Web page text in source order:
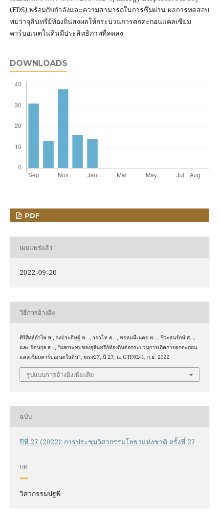
(EDS) พร้อมกับกำลังและความสามารถในการซึมผ่าน ผลการทดสอบ
พบว่าจุลินทรีย์ท้องถิ่นส่งผลให้กระบวนการตกตะกอนแคลเซียม
คาร์บอเนตในดินมีประสิทธิภาพที่ลดลง
DOWNLOADS
PDF
เผยแพร่แล้ว
2022-09-20
วิธีการอ้างอิง
ศิริสิงห์อำไพ พ., จงประดิษฐ์ พ. ., วราโห ด. ., พรหมมีเนตร พ. ., ชีวะธนรักษ์ ส. .,
และ รัตนกุล ส. ., “ผลกระทบของจุลินทรีย์ท้องถิ่นต่อกระบวนการเกิดการตกตะกอน
แคลเซียมคาร์บอเนตในดิน”, ncce27, ปี 27, น. GTE02–1, ก.ย. 2022.
รูปแบบการอ้างอิงเพิ่มเติม
ฉบับ
ปีที่ 27 (2022): การประชุมวิศวกรรมโยธาแห่งชาติ ครั้งที่ 27
บท
วิศวกรรมปฐพี